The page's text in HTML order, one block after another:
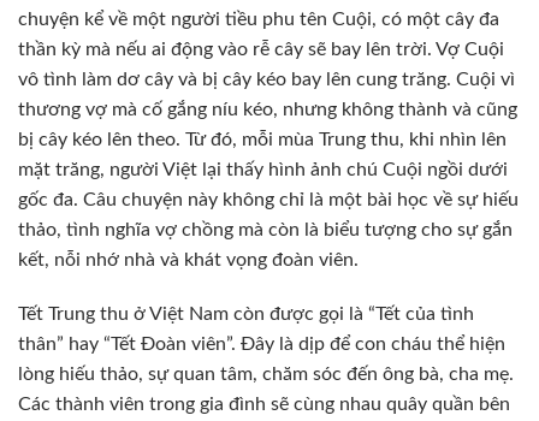
chuyện kể về một người tiều phu tên Cuội, có một cây đa
thần kỳ mà nếu ai động vào rễ cây sẽ bay lên trời. Vợ Cuội
vô tình làm dơ cây và bị cây kéo bay lên cung trăng. Cuội vì
thương vợ mà cố gắng níu kéo, nhưng không thành và cũng
bị cây kéo lên theo. Từ đó, mỗi mùa Trung thu, khi nhìn lên
mặt trăng, người Việt lại thấy hình ảnh chú Cuội ngồi dưới
gốc đa. Câu chuyện này không chỉ là một bài học về sự hiếu
thảo, tình nghĩa vợ chồng mà còn là biểu tượng cho sự gắn
kết, nỗi nhớ nhà và khát vọng đoàn viên.
Tết Trung thu ở Việt Nam còn được gọi là “Tết của tình
thân” hay “Tết Đoàn viên”. Đây là dịp để con cháu thể hiện
lòng hiếu thảo, sự quan tâm, chăm sóc đến ông bà, cha mẹ.
Các thành viên trong gia đình sẽ cùng nhau quây quần bên